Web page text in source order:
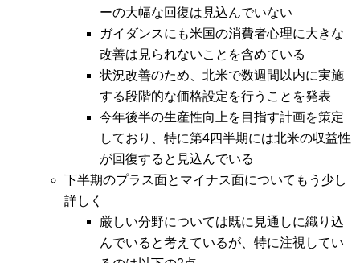
ーの大幅な回復は見込んでいない
ガイダンスにも米国の消費者心理に大きな
改善は見られないことを含めている
状況改善のため、北米で数週間以内に実施
する段階的な価格設定を行うことを発表
今年後半の生産性向上を目指す計画を策定
しており、特に第4四半期には北米の収益性
が回復すると見込んでいる
下半期のプラス面とマイナス面についてもう少し
詳しく
厳しい分野については既に見通しに織り込
んでいると考えているが、特に注視してい